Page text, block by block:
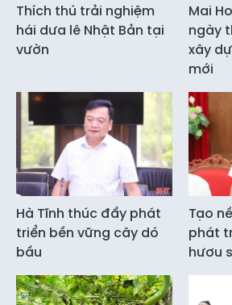
Thích thú trải nghiệm
hái dưa lê Nhật Bản tại
vườn
Mai
ngày
xây
mới
Hà Tĩnh thúc đẩy phát
triển bền vững cây dó
bầu
Tạo
phát
hươu